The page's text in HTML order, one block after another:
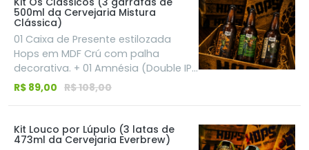
pêssego, manga e frutas cítricas. +
01 Boiuna (German Pils | 5,0%): Feita
com um processo milenar que
realça sua cor dourada. Uma Pilsen
com aroma limpo de malte, notas
de casca de pão tostado, mel e um
Puro frescor em estado líquido! Traz
um aroma incrível de frutas
500ml da Cervejaria Mistura
Clássica)
01 Caixa de Presente estilozada
Hops em MDF Crú com palha
decorativa. + 01 Amnésia (Double IPA
| 9,0%): Dourada, 100% puro malte e
amargor marcante com aromas
intensos de lúpulos especiais. + 01
R$ 89,00 R$ 108,00
Kit Louco por Lúpulo (3 latas de
473ml da Cervejaria Everbrew)